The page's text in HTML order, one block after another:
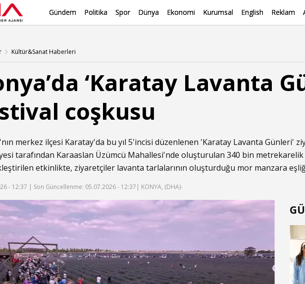
Gündem Politika Spor Dünya Ekonomi Kurumsal English Reklam
Kültür&Sanat Haberleri
‘Karatay Lavanta
coşkusu
merkez ilçesi Karatay'da bu yıl 5'incisi düzenlenen 'Karatay Lavanta Günleri'
tarafından Karaaslan Üzümcü Mahallesi'nde oluşturulan 340 bin
etkinlikte, ziyaretçiler lavanta tarlalarının oluşturduğu mor manzara
- 12:37 | Son Güncellenme: 05.07.2026 - 12:37 | KONYA, (DHA)-